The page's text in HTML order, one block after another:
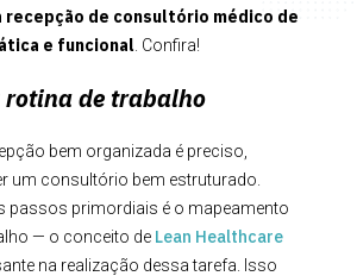
recepção de consultório médico de
e funcional . Confira!
rotina de trabalho
bem organizada é preciso,
um consultório bem estruturado.
passos primordiais é o mapeamento
— o conceito de Lean Healthcare
na realização dessa tarefa. Isso